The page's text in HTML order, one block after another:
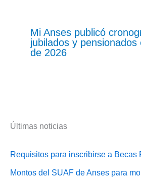
Mi Anses publicó
jubilados y pensionados
de 2026
Últimas noticias
Requisitos para inscribirse a Becas
Montos del SUAF de Anses para